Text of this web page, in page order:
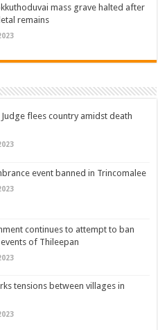
mass grave halted after
remains
flees country amidst death
event banned in Trincomalee
continues to attempt to ban
of Thileepan
tensions between villages in